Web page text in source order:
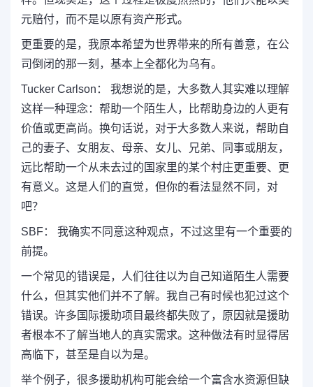
元赔付，而不是以原有资产形式。
更重要的是，我原本希望为世界带来的所有善意，在公
司倒闭的那一刻，基本上全都化为乌有。
Tucker Carlson： 我想说的是，大多数人其实难以理解
这样一种理念：帮助一个陌生人，比帮助身边的人更有
价值或更高尚。换句话说，对于大多数人来说，帮助自
己的妻子、女朋友、母亲、女儿、兄弟、同事或朋友，
远比帮助一个从未去过的国家里的某个村庄更重要、更
有意义。这是人们的直觉，但你的看法显然不同，对
吧？
SBF： 我确实不同意这种观点，不过这里有一个重要的
前提。
一个常见的错误是，人们往往以为自己知道陌生人需要
什么，但其实他们并不了解。我自己有时候也犯过这个
错误。许多国际援助项目最终都失败了，原因就是援助
者根本不了解当地人的真实需求。这种做法有时显得居
高临下，甚至是自以为是。
举个例子，很多援助机构可能会给一个富含水资源但缺